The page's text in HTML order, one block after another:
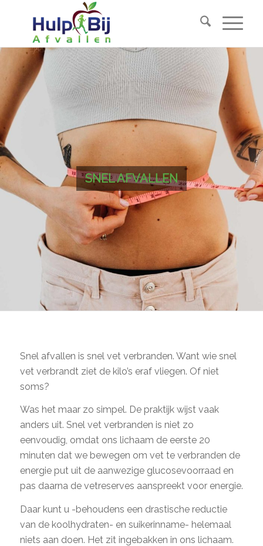
SNEL AFVALLEN
Snel afvallen is snel vet verbranden. Want wie snel
vet verbrandt ziet de kilo’s eraf vliegen. Of niet
soms?
Was het maar zo simpel. De praktijk wijst vaak
anders uit. Snel vet verbranden is niet zo
eenvoudig, omdat ons lichaam de eerste 20
minuten dat we bewegen om vet te verbranden de
energie put uit de aanwezige glucosevoorraad en
pas daarna de vetreserves aanspreekt voor energie.
Daar kunt u -behoudens een drastische reductie
van de koolhydraten- en suikerinname- helemaal
niets aan doen. Het zit ingebakken in ons lichaam.